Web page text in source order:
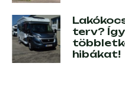
terv?
hibákat!